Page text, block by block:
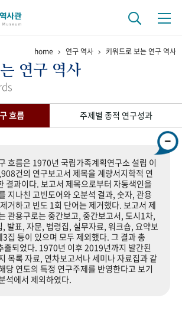
사 역대 기관장
서 기록물 행정박물 영상 기록물
보는 50년 50+1주년 광장
home 연구 역사 키워드로 보는 연구 역사
연구 역사
흐름 주제별 종적 연구성과
흐름은 1970년 국립가족계획연구소 설립 이
건의 연구보고서 제목을 계량서지학적 연
결과이다. 보고서 제목으로부터 자동색인을
지나친 고빈도어와 오분석 결과, 숫자, 관용
거하고 빈도 1회 단어는 제거했다. 보고서 제
관용구로는 중간보고, 중간보고서, 도시1차,
발표, 자문, 법령집, 실무자료, 워크숍, 요약보
집 등이 있으며 모두 제외했다. 그 결과 총
출되었다. 1970년 이후 2019년까지 발간된
목록 자료, 연차보고서나 세미나 자료집과 같
당 연도의 특정 연구주제를 반영한다고 보기
석에서 제외하였다.